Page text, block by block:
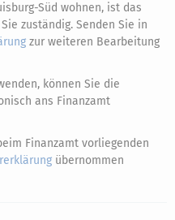
Süd wohnen, ist das
zuständig. Senden Sie in
zur weiteren Bearbeitung
können Sie die
ans Finanzamt
Finanzamt vorliegenden
übernommen